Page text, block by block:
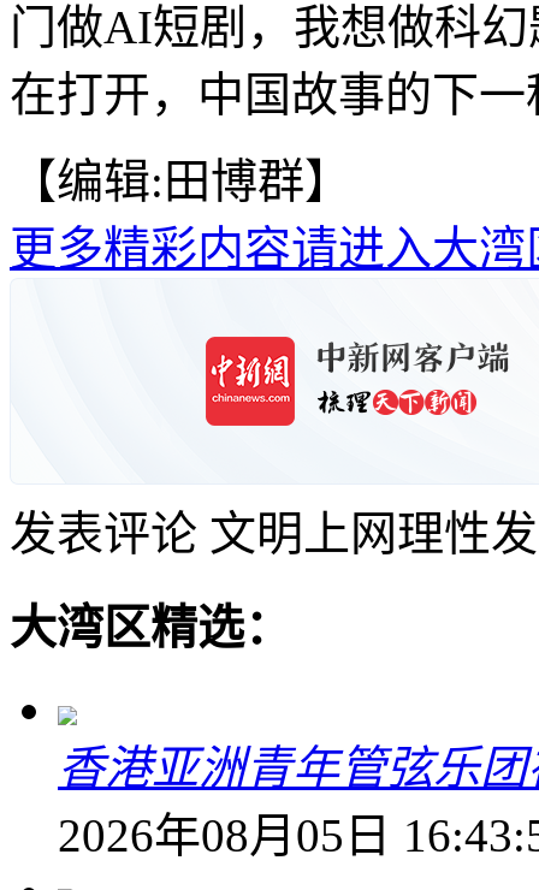
门做AI短剧，我想做科
在打开，中国故事的下
【编辑:田博群】
更多精彩内容请进入大湾
发表评论 文明上网理性
大湾区精选：
香港亚洲青年管弦乐
2026年08月05日